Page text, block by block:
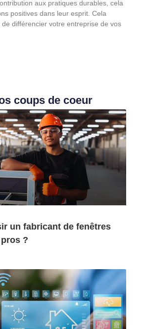
aux pratiques durables, cela
positives dans leur esprit. Cela
différencier votre entreprise de vos
coups de coeur
un fabricant de fenêtres
?